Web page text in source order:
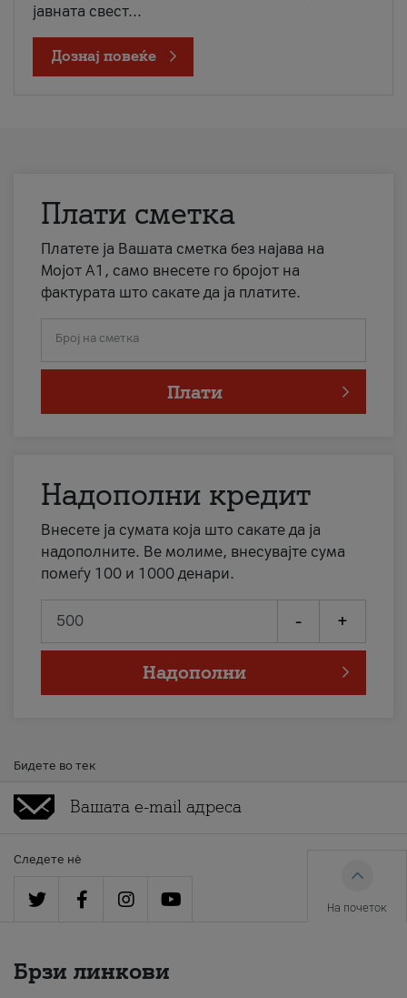
јавната свест...
Дознај повеќе
Плати сметка
Платете ја Вашата сметка без најава на
Мојот А1, само внесете го бројот на
фактурата што сакате да ја платите.
Број на сметка
Плати
Надополни кредит
Внесете ја сумата која што сакате да ја
надополните. Ве молиме, внесувајте сума
помеѓу 100 и 1000 денари.
- +
Надополни
Бидете во тек
Следете нè
На почеток
Брзи линкови